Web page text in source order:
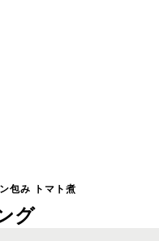
包み トマト煮
グ